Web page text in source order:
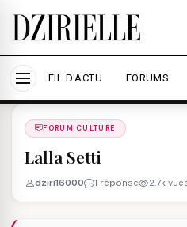
Nous utilisons des
expérience et mesurer
Accepter tout
FIL D'ACTU FORUMS
Forums
FORUM CULTURE
Lalla Setti
dziri16000 1 réponse 2.7k